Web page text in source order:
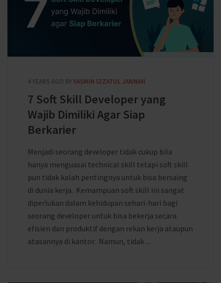
4 YEARS AGO BY YASMIN IZZATUL JANNAH
7 Soft Skill Developer yang
Wajib Dimiliki Agar Siap
Berkarier
Menjadi seorang developer tidak cukup bila
hanya menguasai technical skill tetapi soft skill
pun tidak kalah pentingnya untuk bisa bersaing
di dunia kerja. Kemampuan soft skill ini sangat
diperlukan dalam kehidupan sehari-hari bagi
seorang developer untuk bisa bekerja secara
efisien dan produktif dengan rekan kerja ataupun
atasannya di kantor. Namun, tidak ...